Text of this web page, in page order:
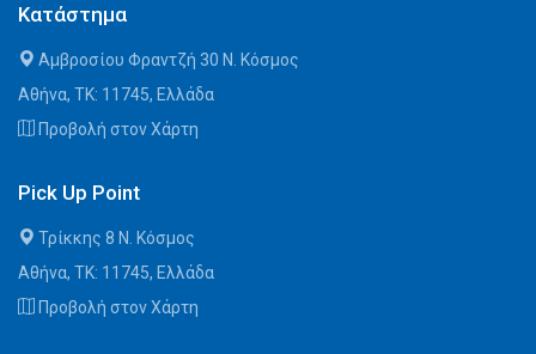
Κατάστημα
Αμβροσίου Φραντζή 30 Ν. Κόσμος
Αθήνα, ΤΚ: 11745, Ελλάδα
Προβολή στον Χάρτη
Pick Up Point
Τρίκκης 8 Ν. Κόσμος
Αθήνα, ΤΚ: 11745, Ελλάδα
Προβολή στον Χάρτη